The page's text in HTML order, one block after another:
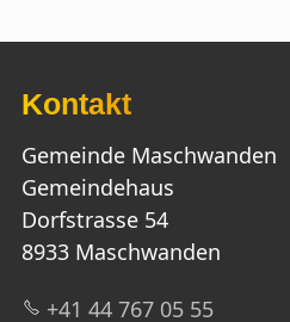
Kontakt
Gemeinde Maschwanden
Gemeindehaus
Dorfstrasse 54
8933 Maschwanden
+41 44 767 05 55